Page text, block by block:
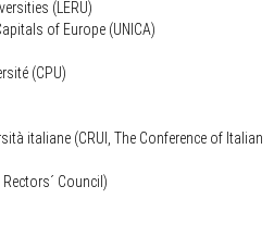
(LERU)
of Europe (UNICA)
(CPU)
italiane (CRUI, The Conference of Italian
Council)